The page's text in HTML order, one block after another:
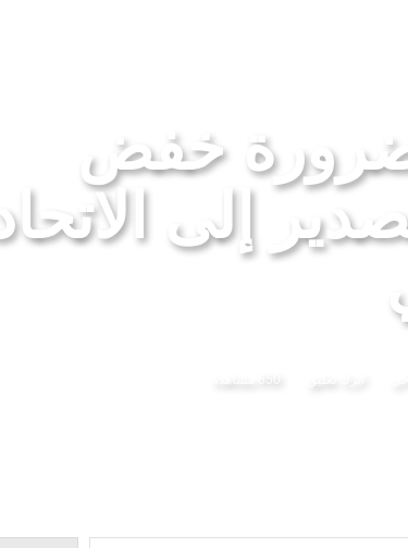
للفضاء الرقمي وترويج معلومات مضللة (الناطق الرسمي باسم وزارة الداخلية)
بالمغرب تحتفي بالمبادرة الدولية للسلام
في أجل أقصاه 4 غشت
ضرورة خفض
إلى الاتحاد